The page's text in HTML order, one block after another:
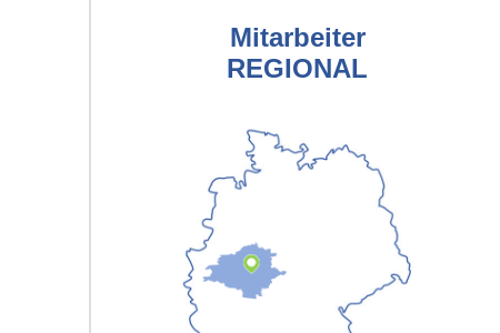
Mitarbeiter
REGIONAL